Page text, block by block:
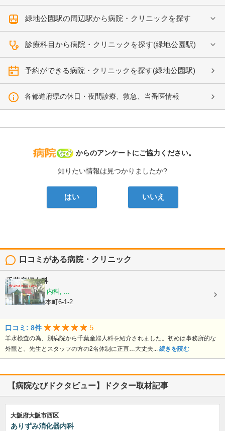
緑地公園駅の周辺駅から病院・クリニックを探す
診療科目から病院・クリニックを探す(緑地公園駅)
予約ができる病院・クリニックを探す(緑地公園駅)
各都道府県の休日・夜間診療、救急、当番医情報
病院なび
からのアンケートにご協力ください。
知りたい情報は見つかりましたか?
はい いいえ
口コミがある病院・クリニック
千葉産婦人科
産科, 婦人科, 内科, ...
大阪府豊中市本町6-1-2
口コミ: 8件 5
羊水検査の為、別病院から千葉産婦人科を紹介されました。初めは事務所的な
外観と、先生とスタッフの方の2名体制に正直…大丈夫... 続きを読む
【病院なびドクタビュー】ドクター取材記事
大阪府大阪市西区
ありずみ消化器内科